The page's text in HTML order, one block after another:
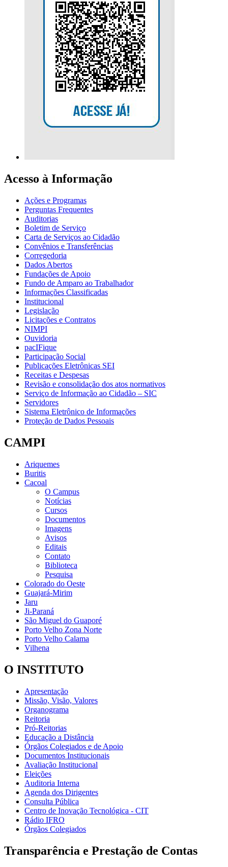
Acesso à Informação
Ações e Programas
Perguntas Frequentes
Auditorias
Boletim de Serviço
Carta de Serviços ao Cidadão
Convênios e Transferências
Corregedoria
Dados Abertos
Fundações de Apoio
Fundo de Amparo ao Trabalhador
Informações Classificadas
Institucional
Legislação
Licitações e Contratos
NIMPI
Ouvidoria
pacIFique
Participação Social
Publicações Eletrônicas SEI
Receitas e Despesas
Revisão e consolidação dos atos normativos
Serviço de Informação ao Cidadão – SIC
Servidores
Sistema Eletrônico de Informações
Proteção de Dados Pessoais
CAMPI
Ariquemes
Buritis
Cacoal
O Campus
Notícias
Cursos
Documentos
Imagens
Avisos
Editais
Contato
Biblioteca
Pesquisa
Colorado do Oeste
Guajará-Mirim
Jaru
Ji-Paraná
São Miguel do Guaporé
Porto Velho Zona Norte
Porto Velho Calama
Vilhena
O INSTITUTO
Apresentação
Missão, Visão, Valores
Organograma
Reitoria
Pró-Reitorias
Educação a Distância
Órgãos Colegiados e de Apoio
Documentos Institucionais
Avaliação Institucional
Eleições
Auditoria Interna
Agenda dos Dirigentes
Consulta Pública
Centro de Inovação Tecnológica - CIT
Rádio IFRO
Órgãos Colegiados
Transparência e Prestação de Contas